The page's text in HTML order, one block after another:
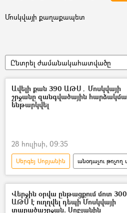
Մոսկվայի քաղաքապետ
Ընտրել ժամանակահատվածը
Ավելի քան 390 ԱԹՍ․ Մոսկվայի
շրջանը զանգվածային
ենթարկվել
28 հուլիսի, 09:35
Սերգեյ Սոբյանին
անօդաչու
անօդաչու
Մոսկվա
Վերջին օրվա ընթացքում մոտ 300
ԱԹՍ է ուղղվել դեպի Մոսկվայի
տարածաշրջան. Սոբյանին